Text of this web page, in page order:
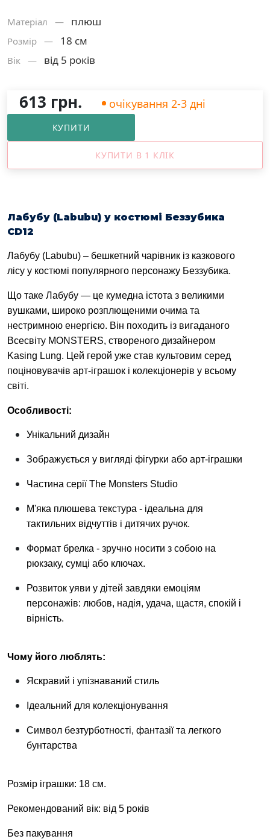
Матерiал — плюш
Розмiр — 18 см
Вік — від 5 років
613 грн. очікування 2-3 дні
КУПИТИ
КУПИТИ В 1 КЛІК
Лабубу (Labubu) у костюмі Беззубика
CD12
Лабубу (Labubu) – бешкетний чарівник із казкового
лісу у костюмі популярного персонажу Беззубика.
Що таке Лабубу — це кумедна істота з великими
вушками, широко розплющеними очима та
нестримною енергією. Він походить із вигаданого
Всесвіту MONSTERS, створеного дизайнером
Kasing Lung. Цей герой уже став культовим серед
поціновувачів арт-іграшок і колекціонерів у всьому
світі.
Особливості:
Унікальний дизайн
Зображується у вигляді фігурки або арт-іграшки
Частина серії The Monsters Studio
М'яка плюшева текстура - ідеальна для
тактильних відчуттів і дитячих ручок.
Формат брелка - зручно носити з собою на
рюкзаку, сумці або ключах.
Розвиток уяви у дітей завдяки емоціям
персонажів: любов, надія, удача, щастя, спокій і
вірність.
Чому його люблять:
Яскравий і упізнаваний стиль
Ідеальний для колекціонування
Символ безтурботності, фантазії та легкого
бунтарства
Розмір іграшки: 18 см.
Рекомендований вік: від 5 років
Без пакування